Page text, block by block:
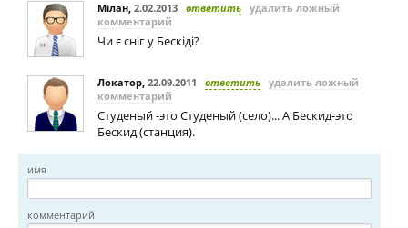
Мілан, 2.02.2013 ответить удалить ложный
комментарий
Чи є сніг у Бескіді?
Локатор, 22.09.2011 ответить удалить ложный
комментарий
Студеный -это Студеный (село)... А Бескид-это
Бескид (станция).
имя
комментарий